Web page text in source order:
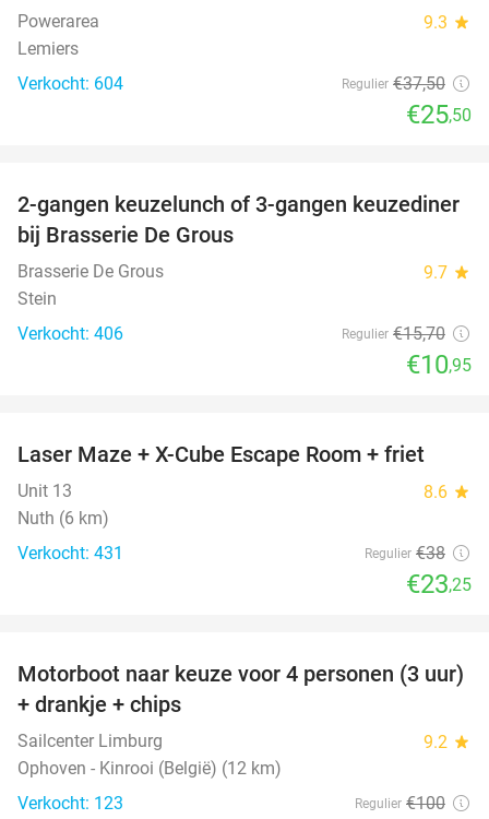
Powerarea 9.3 star
Lemiers
Verkocht: 604
Regulier €37,50
€25,50
30%
2-gangen keuzelunch of 3-gangen keuzediner
bij Brasserie De Grous
Brasserie De Grous 9.7 star
Stein
Verkocht: 406
Regulier €15,70
€10,95
39%
Laser Maze + X-Cube Escape Room + friet
Unit 13 8.6 star
Nuth (6 km)
Verkocht: 431
Regulier €38
€23,25
31%
Motorboot naar keuze voor 4 personen (3 uur)
+ drankje + chips
Sailcenter Limburg 9.2 star
Ophoven - Kinrooi (België) (12 km)
Verkocht: 123
Regulier €100